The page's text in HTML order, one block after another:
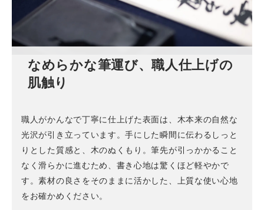
なめらかな筆運び、職人仕上げの
肌触り
職人がかんなで丁寧に仕上げた表面は、木本来の自然な
光沢が引き立っています。手にした瞬間に伝わるしっと
りとした質感と、木のぬくもり。筆先が引っかかること
なく滑らかに進むため、書き心地は驚くほど軽やかで
す。素材の良さをそのままに活かした、上質な使い心地
をお確かめください。